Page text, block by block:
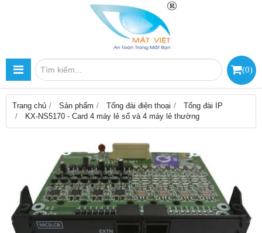
(0)
Trang chủ Sản phẩm Tổng đài điện thoại
Tổng đài IP
KX-NS5170 - Card 4 máy lẻ số và 4 máy lẻ thường